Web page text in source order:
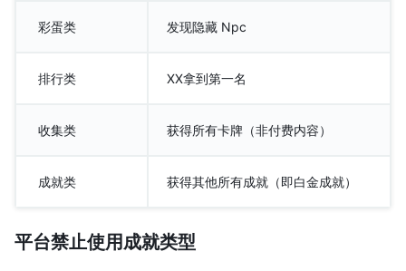
彩蛋类 发现隐藏 Npc
排行类 XX拿到第一名
收集类 获得所有卡牌（非付费内容）
成就类 获得其他所有成就（即白金成就）
平台禁止使用成就类型